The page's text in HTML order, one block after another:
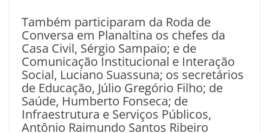
Também participaram da Roda de
Conversa em Planaltina os chefes da
Casa Civil, Sérgio Sampaio; e de
Comunicação Institucional e Interação
Social, Luciano Suassuna; os secretários
de Educação, Júlio Gregório Filho; de
Saúde, Humberto Fonseca; de
Infraestrutura e Serviços Públicos,
Antônio Raimundo Santos Ribeiro